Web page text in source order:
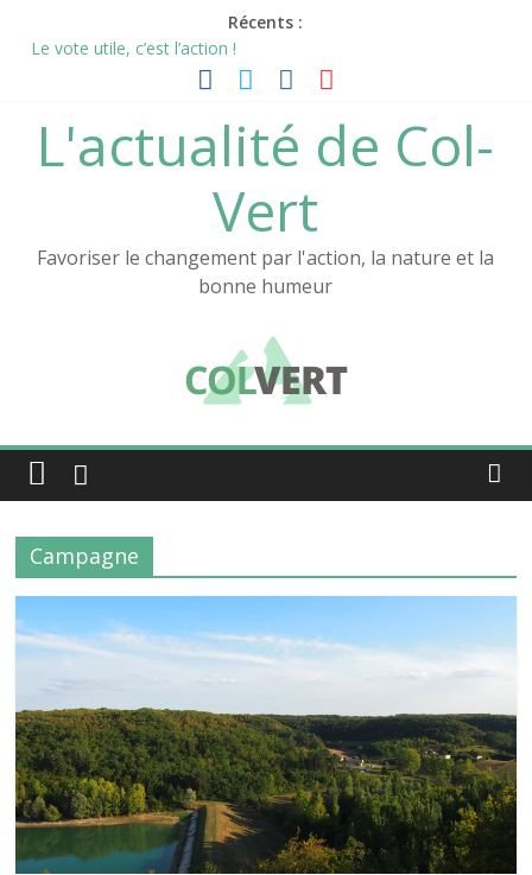
Récents :
Le vote utile, c’est l’action !
Le sas de décompression: un écolieu Col-Vert
La nouvelle vidéo de Col-Vert est en ligne !
Notre documentaire sur l’Atelier au festival des films positifs !
L'actualité de Col-
Vert
Favoriser le changement par l'action, la nature et la
bonne humeur
Campagne